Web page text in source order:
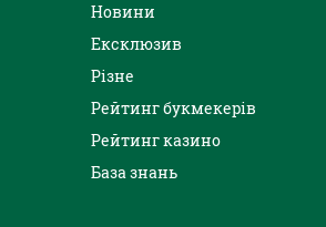
Новини
Ексклюзив
Різне
Рейтинг букмекерів
Рейтинг казино
База знань